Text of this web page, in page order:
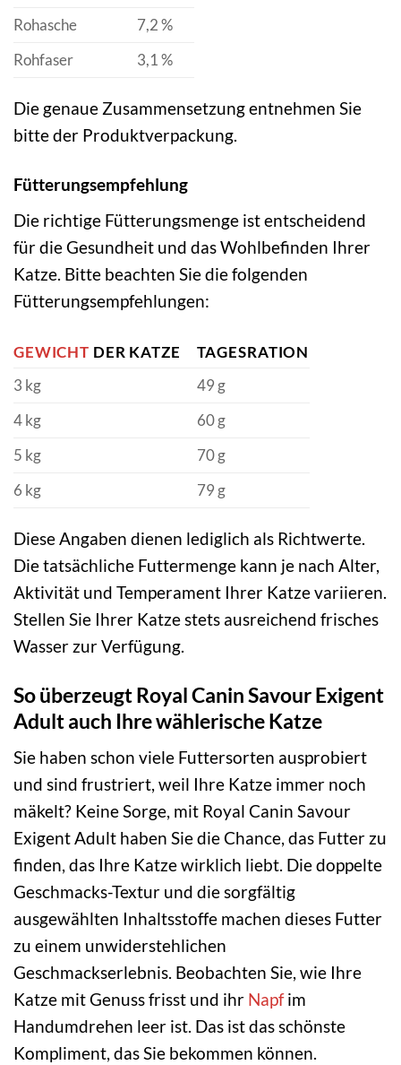
Rohasche
7,2 %
Rohfaser
3,1 %
Die genaue Zusammensetzung entnehmen Sie
bitte der Produktverpackung.
Fütterungsempfehlung
Die richtige Fütterungsmenge ist entscheidend
für die Gesundheit und das Wohlbefinden Ihrer
Katze. Bitte beachten Sie die folgenden
Fütterungsempfehlungen:
GEWICHT DER KATZE
TAGESRATION
3 kg
49 g
4 kg
60 g
5 kg
70 g
6 kg
79 g
Diese Angaben dienen lediglich als Richtwerte.
Die tatsächliche Futtermenge kann je nach Alter,
Aktivität und Temperament Ihrer Katze variieren.
Stellen Sie Ihrer Katze stets ausreichend frisches
Wasser zur Verfügung.
So überzeugt Royal Canin Savour Exigent
Adult auch Ihre wählerische Katze
Sie haben schon viele Futtersorten ausprobiert
und sind frustriert, weil Ihre Katze immer noch
mäkelt? Keine Sorge, mit Royal Canin Savour
Exigent Adult haben Sie die Chance, das Futter zu
finden, das Ihre Katze wirklich liebt. Die doppelte
Geschmacks-Textur und die sorgfältig
ausgewählten Inhaltsstoffe machen dieses Futter
zu einem unwiderstehlichen
Geschmackserlebnis. Beobachten Sie, wie Ihre
Katze mit Genuss frisst und ihr Napfim
Handumdrehen leer ist. Das ist das schönste
Kompliment, das Sie bekommen können.